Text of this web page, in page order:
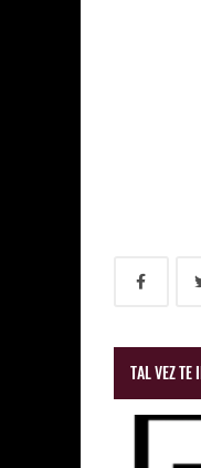
TAL VEZ TE